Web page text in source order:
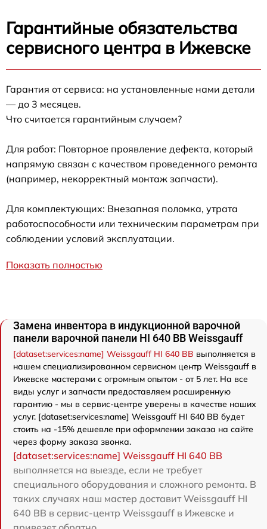
Гарантийные обязательства
сервисного центра в Ижевске
Гарантия от сервиса: на установленные нами детали
— до 3 месяцев.
Что считается гарантийным случаем?
Для работ: Повторное проявление дефекта, который
напрямую связан с качеством проведенного ремонта
(например, некорректный монтаж запчасти).
Для комплектующих: Внезапная поломка, утрата
работоспособности или техническим параметрам при
соблюдении условий эксплуатации.
Показать полностью
Замена инвентора в индукционной варочной
панели варочной панели HI 640 BB Weissgauff
[dataset:services:name] Weissgauff HI 640 BB выполняется в
нашем специализированном сервисном центр Weissgauff в
Ижевске мастерами с огромным опытом - от 5 лет. На все
виды услуг и запчасти предоставляем расширенную
гарантию - мы в сервис-центре уверены в качестве наших
услуг. [dataset:services:name] Weissgauff HI 640 BB будет
стоить на -15% дешевле при оформлении заказа на сайте
через форму заказа звонка.
[dataset:services:name] Weissgauff HI 640 BB
выполняется на выезде, если не требует
специального оборудования и сложного ремонта. В
таких случаях наш мастер доставит Weissgauff HI
640 BB в сервис-центр Weissgauff в Ижевске и